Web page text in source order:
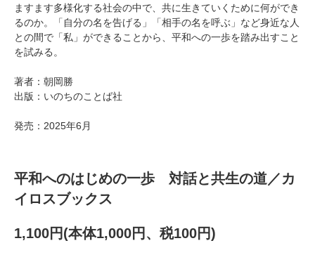
ますます多様化する社会の中で、共に生きていくために何ができ
るのか。「自分の名を告げる」「相手の名を呼ぶ」など身近な人
との間で「私」ができることから、平和への一歩を踏み出すこと
を試みる。
著者：朝岡勝
出版：いのちのことば社
発売：2025年6月
平和へのはじめの一歩 対話と共生の道／カ
イロスブックス
1,100円(本体1,000円、税100円)